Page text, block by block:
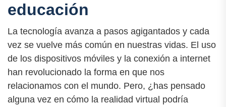
educación
La tecnología avanza a pasos agigantados y cada
vez se vuelve más común en nuestras vidas. El uso
de los dispositivos móviles y la conexión a internet
han revolucionado la forma en que nos
relacionamos con el mundo. Pero, ¿has pensado
alguna vez en cómo la realidad virtual podría